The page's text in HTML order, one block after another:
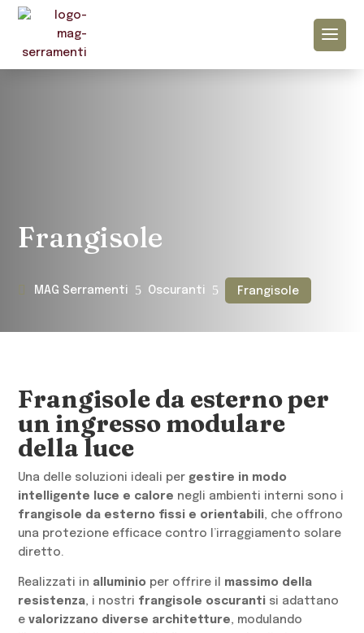
Frangisole
MAG Serramenti 5 Oscuranti 5 Frangisole
Frangisole da esterno per
un ingresso modulare
della luce
Una delle soluzioni ideali per gestire in modo
intelligente luce e calore negli ambienti interni sono i
frangisole da esterno fissi e orientabili, che offrono
una protezione efficace contro l’irraggiamento solare
diretto.
Realizzati in alluminio per offrire il massimo della
resistenza, i nostri frangisole oscuranti si adattano
evalorizzano diverse architetture, modulando